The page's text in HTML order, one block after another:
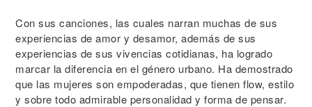
Con sus canciones, las cuales narran muchas de sus
experiencias de amor y desamor, además de sus
experiencias de sus vivencias cotidianas, ha logrado
marcar la diferencia en el género urbano. Ha demostrado
que las mujeres son empoderadas, que tienen flow, estilo
y sobre todo admirable personalidad y forma de pensar.